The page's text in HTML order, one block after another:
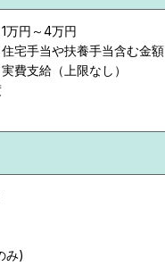
万円～4万円
宅手当や扶養手当含む金額
費支給（上限なし）
み)